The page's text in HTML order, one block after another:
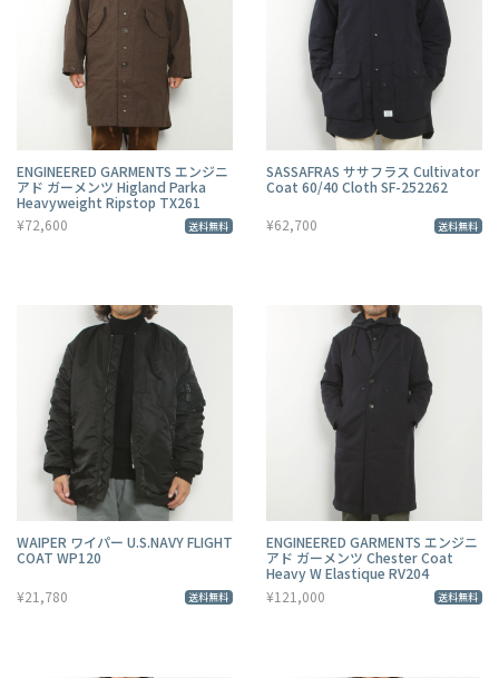
ENGINEERED GARMENTS エンジニ
アド ガーメンツ Higland Parka
Heavyweight Ripstop TX261
¥72,600
送料無料
SASSAFRAS ササフラス Cultivator
Coat 60/40 Cloth SF-252262
¥62,700 送料無料
WAIPER ワイパー U.S.NAVY FLIGHT
COAT WP120
¥21,780 送料無料
ENGINEERED GARMENTS エンジニ
アド ガーメンツ Chester Coat
Heavy W Elastique RV204
¥121,000
送料無料